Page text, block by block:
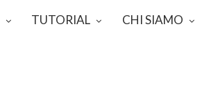
TUTORIAL CHI SIAMO